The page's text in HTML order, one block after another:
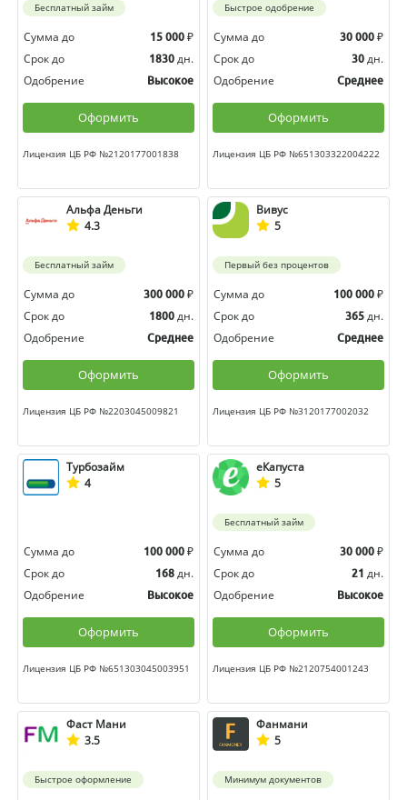
Бесплатный займ
Сумма до 15 000 ₽
Срок до
1830 дн.
Одобрение
Высокое
Оформить
Лицензия ЦБ РФ №2120177001838
Быстрое одобрение
Сумма до 30 000 ₽
Срок до
30 дн.
Одобрение
Среднее
Оформить
Лицензия ЦБ РФ №651303322004222
Альфа Деньги
4.3
Бесплатный займ
Сумма до 300 000 ₽
Срок до
1800 дн.
Одобрение
Среднее
Оформить
Лицензия ЦБ РФ №2203045009821
Вивус
5
Первый без процентов
Сумма до 100 000 ₽
Срок до
365 дн.
Одобрение
Среднее
Оформить
Лицензия ЦБ РФ №3120177002032
Турбозайм
4
Сумма до 100 000 ₽
Срок до
168 дн.
Одобрение
Высокое
Оформить
Лицензия ЦБ РФ №651303045003951
еКапуста
5
Бесплатный займ
Сумма до 30 000 ₽
Срок до
21 дн.
Одобрение
Высокое
Оформить
Лицензия ЦБ РФ №2120754001243
Фаст Мани
3.5
Быстрое оформление
Фанмани
5
Минимум документов